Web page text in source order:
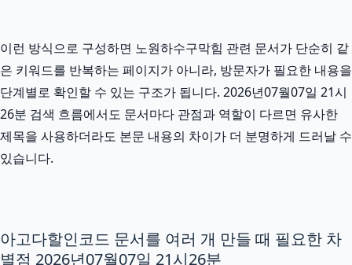
이런 방식으로 구성하면 노원하수구막힘 관련 문서가 단순히 같
은 키워드를 반복하는 페이지가 아니라, 방문자가 필요한 내용을
단계별로 확인할 수 있는 구조가 됩니다. 2026년07월07일 21시
26분 검색 흐름에서도 문서마다 관점과 역할이 다르면 유사한
제목을 사용하더라도 본문 내용의 차이가 더 분명하게 드러날 수
있습니다.
아고다할인코드 문서를 여러 개 만들 때 필요한 차
별점 2026년07월07일 21시26분